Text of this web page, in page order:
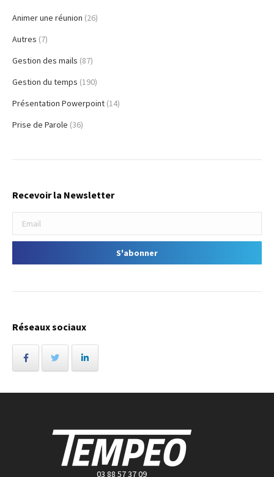
Animer une réunion (26)
Autres (7)
Gestion des mails (87)
Gestion du temps (190)
Présentation Powerpoint (14)
Prise de Parole (36)
Recevoir la Newsletter
Réseaux sociaux
03 88 57 37 09